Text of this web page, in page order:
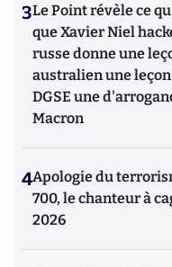
3Le Point révèle ce
que Xavier Niel
russe donne une
australien une
DGSE une
Macron
4Apologie du
700, le chanteur à
2026